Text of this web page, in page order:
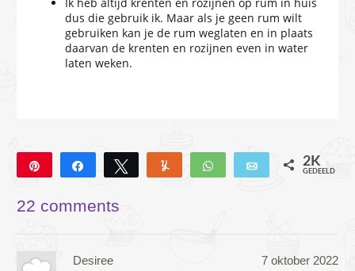
dus die gebruik ik. Maar als je geen rum wilt
gebruiken kan je de rum weglaten en in plaats
daarvan de krenten en rozijnen even in water
laten weken.
Deel Tweet Yum WhatsApp E-mail 2K
GEDEELD
22 comments
Desiree 7 oktober 2022